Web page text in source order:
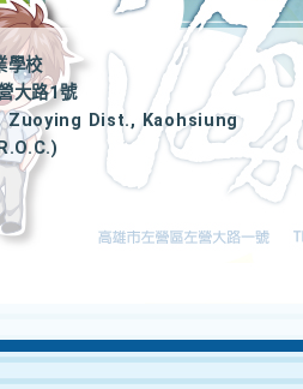
學校
大路1號
Zuoying Dist., Kaohsiung
|